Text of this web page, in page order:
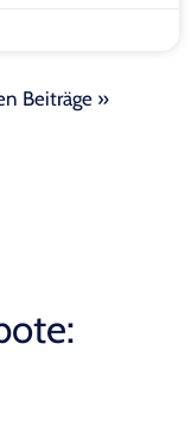
Beiträge »